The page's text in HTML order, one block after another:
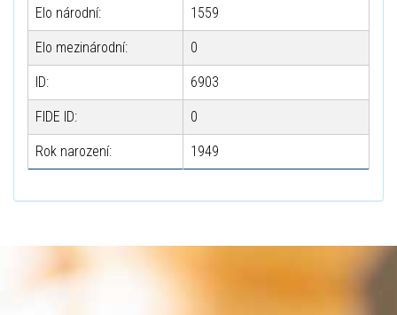
Elo národní: 1559
Elo mezinárodní: 0
ID: 6903
FIDE ID: 0
Rok narození: 1949